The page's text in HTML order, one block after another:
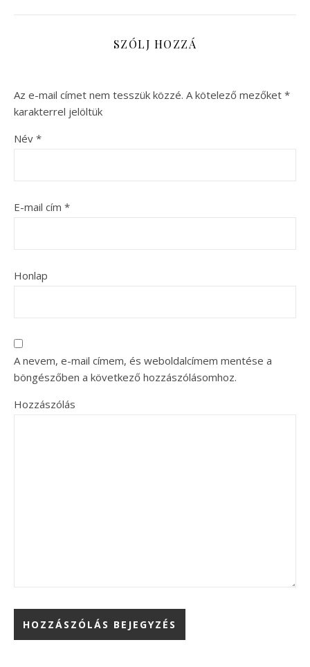
SZÓLJ HOZZÁ
Az e-mail címet nem tesszük közzé. A kötelező mezőket *
karakterrel jelöltük
Név *
E-mail cím *
Honlap
A nevem, e-mail címem, és weboldalcímem mentése a
böngészőben a következő hozzászólásomhoz.
Hozzászólás